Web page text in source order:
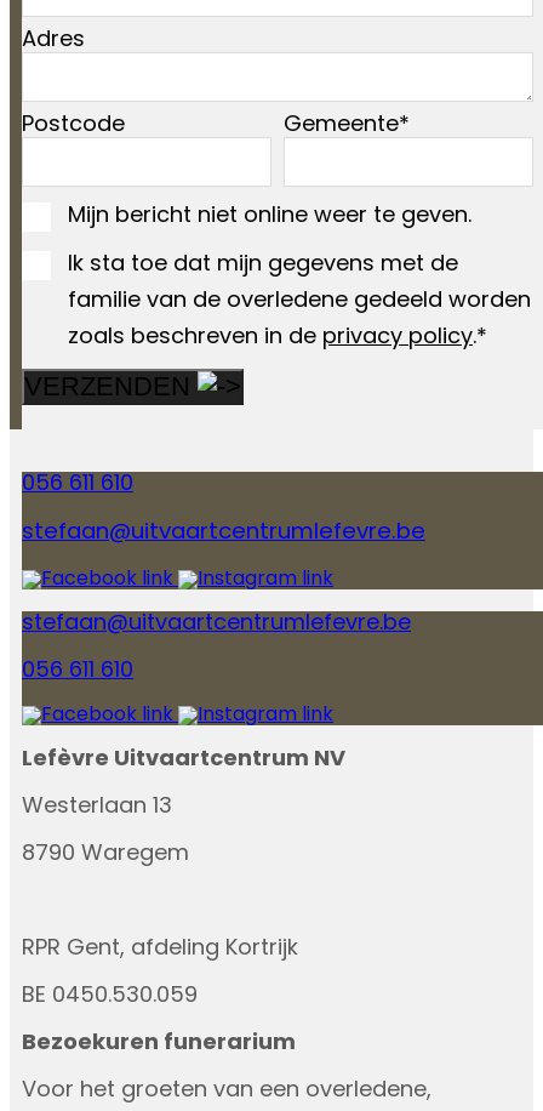
Adres
Postcode Gemeente
Mijn bericht niet online weer te geven.
Ik sta toe dat mijn gegevens met de
familie van de overledene gedeeld worden
zoals beschreven in de privacy policy.*
VERZENDEN
056 611 610
stefaan@uitvaartcentrumlefevre.be
stefaan@uitvaartcentrumlefevre.be
056 611 610
Lefèvre Uitvaartcentrum NV
Westerlaan 13
8790 Waregem
RPR Gent, afdeling Kortrijk
BE 0450.530.059
Bezoekuren funerarium
Voor het groeten van een overledene,